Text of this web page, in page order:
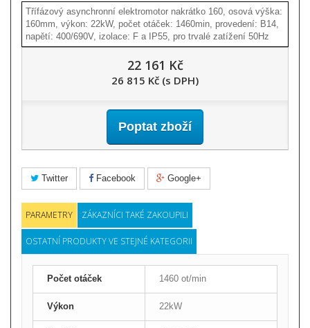
Třífázový asynchronní elektromotor nakrátko 160, osová výška:
160mm, výkon: 22kW, počet otáček: 1460min, provedení: B14,
napětí: 400/690V, izolace: F a IP55, pro trvalé zatížení 50Hz
22 161 Kč
26 815 Kč (s DPH)
Poptat zboží
Twitter Facebook Google+
PARAMETRY ZÁKAZNÍCI TAKÉ ZAKOUPILI
OSTATNÍ PRODUKTY VE STEJNÉ KATEGORII
Počet otáček 1460 ot/min
Výkon 22kW